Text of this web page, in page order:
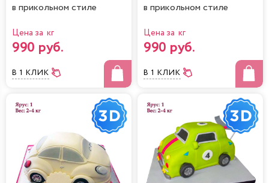
в прикольном стиле
Цена за кг
990 руб.
В 1 КЛИК
в прикольном стиле
Цена за кг
990 руб.
В 1 КЛИК